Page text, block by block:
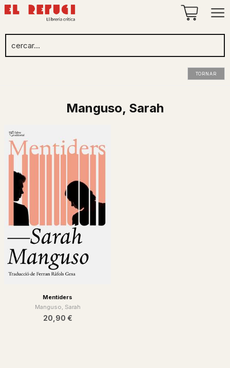
TORNAR
Manguso, Sarah
Mentiders
Manguso, Sarah
20,90 €